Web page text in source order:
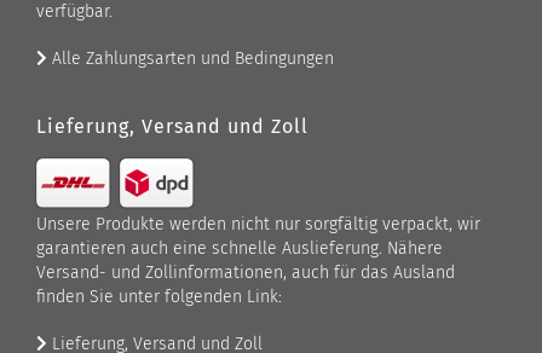
verfügbar.
Alle Zahlungsarten und Bedingungen
Lieferung, Versand und Zoll
Unsere Produkte werden nicht nur sorgfältig verpackt, wir
garantieren auch eine schnelle Auslieferung. Nähere
Versand- und Zollinformationen, auch für das Ausland
finden Sie unter folgenden Link:
Lieferung, Versand und Zoll